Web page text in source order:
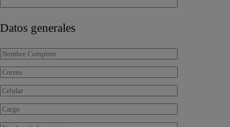
Datos generales